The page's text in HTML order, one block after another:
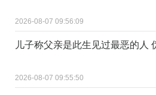
2026-08-07 09:56:09
儿子称父亲是此生见过最恶的人
2026-08-07 09:55:50